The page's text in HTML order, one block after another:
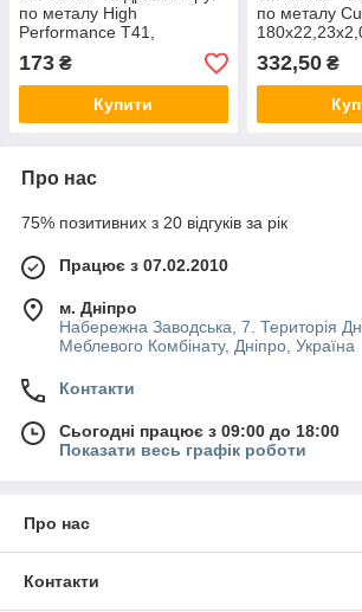
по металу High
Performance T41,
180х22,23х1,6 мм
173 ₴
Купити
по металу
332,50₴
Про нас
75% позитивних з 20 відгуків за рік
Працює з 07.02.2010
м. Дніпро
Набережна Заводська, 7. Територія
Меблевого Комбінату, Дніпро, Україна
Контакти
Сьогодні працює з 09:00 до 18:00
Показати весь графік роботи
Про нас
Контакти